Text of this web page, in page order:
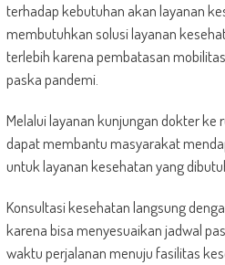
terhadap kebutuhan akan layanan
membutuhkan solusi layanan
terlebih karena pembatasan
paska pandemi.
Melalui layanan kunjungan dokter ke
dapat membantu masyarakat
untuk layanan kesehatan yang
Konsultasi kesehatan langsung
karena bisa menyesuaikan jadwal
waktu perjalanan menuju fasilitas